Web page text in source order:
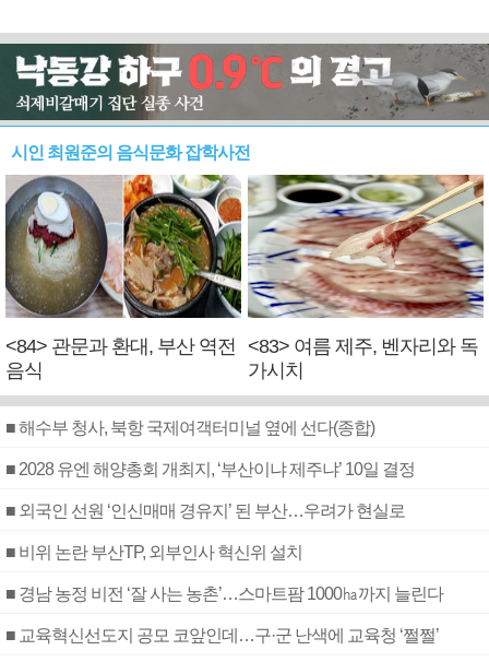
시인 최원준의 음식문화 잡학사전
<84> 관문과 환대, 부산 역전
음식
<83> 여름 제주, 벤자리와 독
가시치
■ 해수부 청사, 북항 국제여객터미널 옆에 선다(종합)
■ 2028 유엔 해양총회 개최지, ‘부산이냐 제주냐’ 10일 결정
■ 외국인 선원 ‘인신매매 경유지’ 된 부산…우려가 현실로
■ 비위 논란 부산TP, 외부인사 혁신위 설치
■ 경남 농정 비전 ‘잘 사는 농촌’…스마트팜 1000㏊까지 늘린다
■ 교육혁신선도지 공모 코앞인데…구·군 난색에 교육청 ‘쩔쩔’